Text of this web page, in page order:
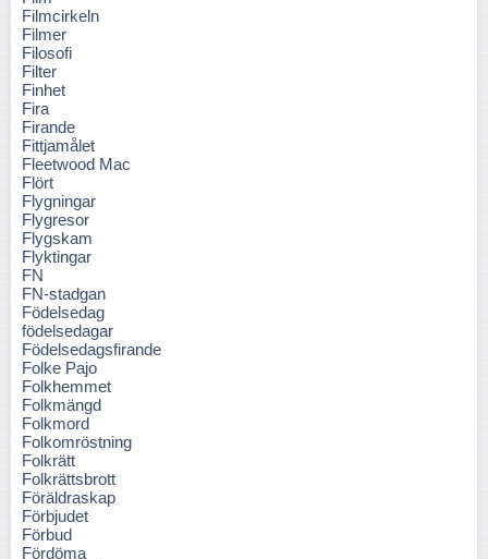
Filmcirkeln
Filmer
Filosofi
Filter
Finhet
Fira
Firande
Fittjamålet
Fleetwood Mac
Flört
Flygningar
Flygresor
Flygskam
Flyktingar
FN
FN-stadgan
Födelsedag
födelsedagar
Födelsedagsfirande
Folke Pajo
Folkhemmet
Folkmängd
Folkmord
Folkomröstning
Folkrätt
Folkrättsbrott
Föräldraskap
Förbjudet
Förbud
Fördöma